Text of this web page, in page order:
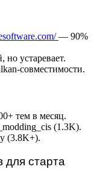
— 90%
но устаревает.
совместимости.
тем в месяц.
(1.3K).
(3.8K+).
старта